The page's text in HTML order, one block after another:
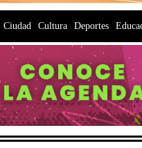
Ciudad Cultura Deportes